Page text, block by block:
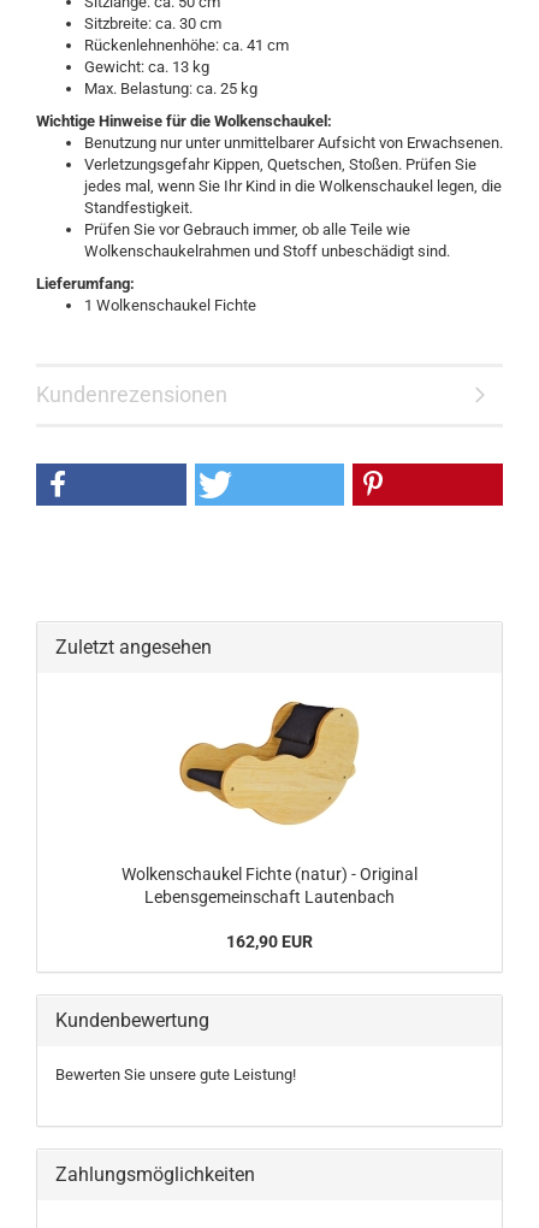
Sitzbreite: ca. 30 cm
Rückenlehnenhöhe: ca. 41 cm
Gewicht: ca. 13 kg
Max. Belastung: ca. 25 kg
Wichtige Hinweise für die Wolkenschaukel:
Benutzung nur unter unmittelbarer Aufsicht von Erwachsenen.
Verletzungsgefahr Kippen, Quetschen, Stoßen. Prüfen Sie
jedes mal, wenn Sie Ihr Kind in die Wolkenschaukel legen, die
Standfestigkeit.
Prüfen Sie vor Gebrauch immer, ob alle Teile wie
Wolkenschaukelrahmen und Stoff unbeschädigt sind.
Lieferumfang:
1 Wolkenschaukel Fichte
Kundenrezensionen
Zuletzt angesehen
Wolkenschaukel Fichte (natur) - Original
Lebensgemeinschaft Lautenbach
162,90 EUR
Kundenbewertung
Bewerten Sie unsere gute Leistung!
Zahlungsmöglichkeiten